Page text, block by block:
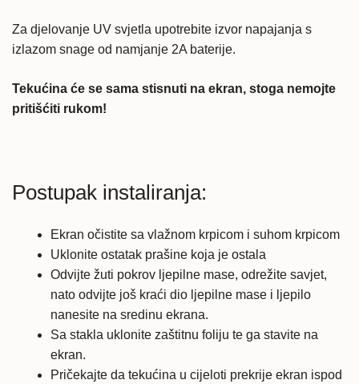
Za djelovanje UV svjetla upotrebite izvor napajanja s
izlazom snage od namjanje 2A baterije.
Tekućina će se sama stisnuti na ekran, stoga nemojte
pritišćiti rukom!
Postupak instaliranja:
Ekran očistite sa vlažnom krpicom i suhom krpicom
Uklonite ostatak prašine koja je ostala
Odvijte žuti pokrov ljepilne mase, odrežite savjet,
nato odvijte još kraći dio ljepilne mase i ljepilo
nanesite na sredinu ekrana.
Sa stakla uklonite zaštitnu foliju te ga stavite na
ekran.
Pričekajte da tekućina u cijeloti prekrije ekran ispod